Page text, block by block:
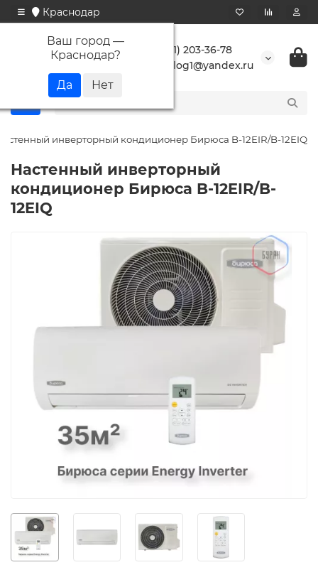
Краснодар
Ваш город —
Краснодар?
+7 (861) 203-36-78
buranlog1@yandex.ru
инверторный кондиционер Бирюса B-12EIR/B-12EIQ
Настенный инверторный
кондиционер Бирюса B-12EIR/B-
12EIQ